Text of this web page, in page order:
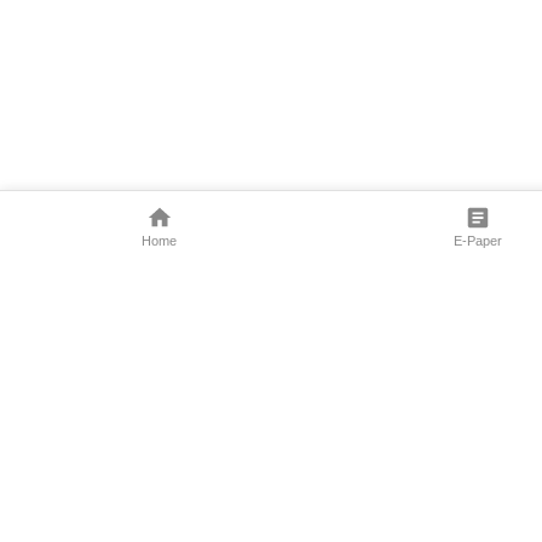
Home E-Paper